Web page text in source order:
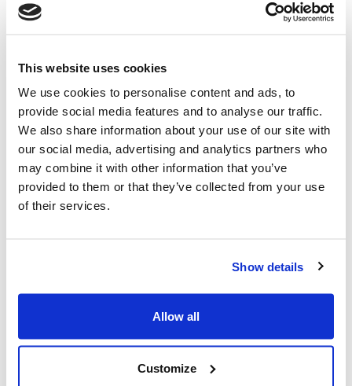
This website uses cookies
We use cookies to personalise content and ads, to
provide social media features and to analyse our traffic.
We also share information about your use of our site with
our social media, advertising and analytics partners who
may combine it with other information that you’ve
provided to them or that they’ve collected from your use
of their services.
Show details
Allow all
Customize
Spezifikationen
Material des
Schutzgehäuses
Schnittbreite
: 66 cm
Seitlicher Auswurf
: Ja
Länge der Verpackung
: 82 cm
Breite der Verpackung
Dänemark